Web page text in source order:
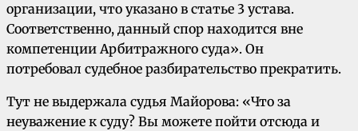
организации, что указано в статье 3 устава.
Соответственно, данный спор находится вне
компетенции Арбитражного суда». Он
потребовал судебное разбирательство прекратить.
Тут не выдержала судья Майорова: «Что за
неуважение к суду? Вы можете пойти отсюда и